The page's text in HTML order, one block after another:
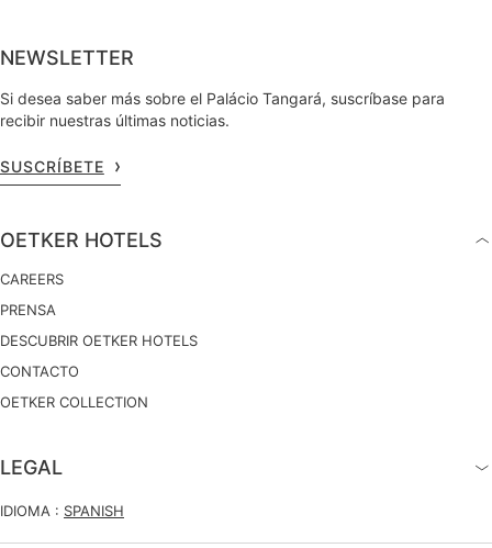
NEWSLETTER
Si desea saber más sobre el Palácio Tangará, suscríbase para
recibir nuestras últimas noticias.
SUSCRÍBETE
OETKER HOTELS
CAREERS
PRENSA
DESCUBRIR OETKER HOTELS
CONTACTO
OETKER COLLECTION
LEGAL
IDIOMA : SPANISH